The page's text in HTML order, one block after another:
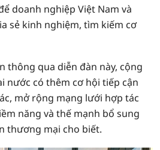
doanh nghiệp Việt Nam và
sẻ kinh nghiệm, tìm kiếm cơ
thông qua diễn đàn này, cộng
nước có thêm cơ hội tiếp cận
mở rộng mạng lưới hợp tác
năng và thế mạnh bổ sung
thương mại cho biết.